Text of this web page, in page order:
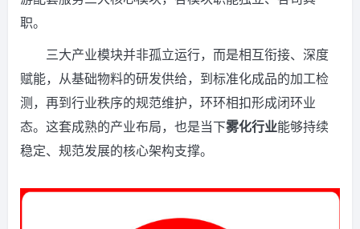
职。
三大产业模块并非孤立运行，而是相互衔接、深度
赋能，从基础物料的研发供给，到标准化成品的加工检
测，再到行业秩序的规范维护，环环相扣形成闭环业
态。这套成熟的产业布局，也是当下雾化行业能够持续
稳定、规范发展的核心架构支撑。